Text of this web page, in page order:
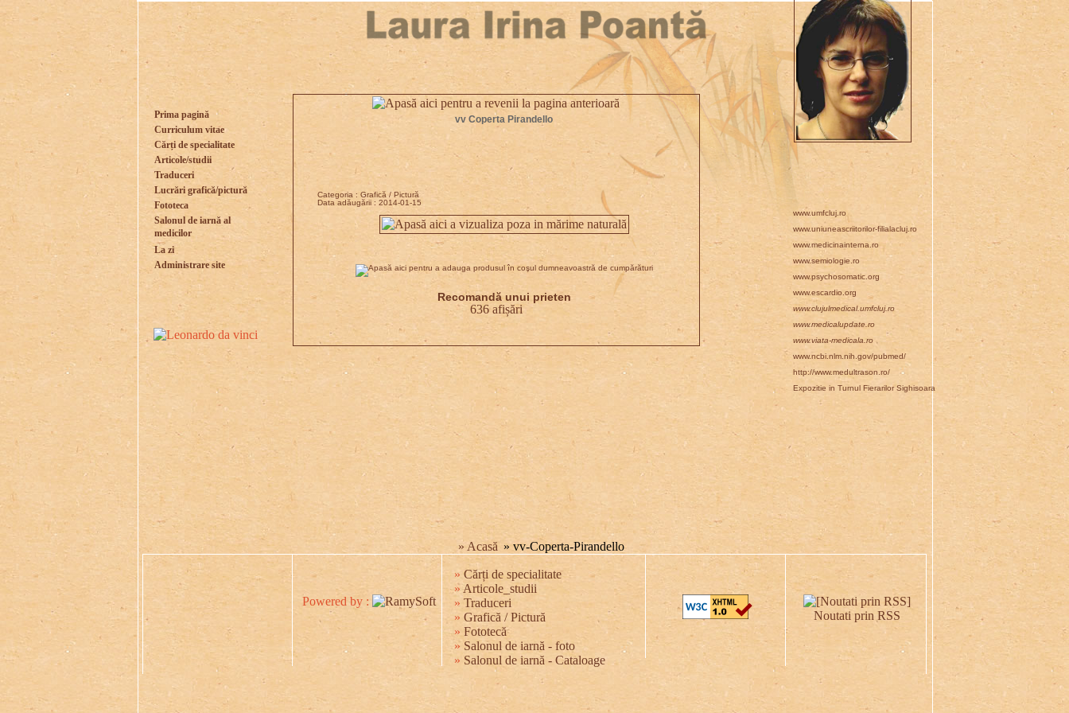
Prima pagină
Curriculum vitae
Cărți de specialitate
Articole/studii
Traduceri
Lucrări grafică/pictură
Fototeca
Salonul de iarnă al
medicilor
La zi
Administrare site
www.umfcluj.ro
www.uniuneascriitorilor-filialacluj.ro
www.medicinainterna.ro
www.semiologie.ro
www.psychosomatic.org
www.escardio.org
www.clujulmedical.umfcluj.ro
www.medicalupdate.ro
www.viata-medicala.ro
www.ncbi.nlm.nih.gov/pubmed/
http://www.medultrason.ro/
Expozitie in Turnul Fierarilor Sighisoara
vv Coperta Pirandello
Categoria : Grafică / Pictură
Data adăugării : 2014-01-15
Recomandă unui prieten
636 afișări
» Acasă » vv-Coperta-Pirandello
Powered by :
» Cărți de specialitate
» Articole_studii
» Traduceri
» Grafică / Pictură
» Fototecă
» Salonul de iarnă - foto
» Salonul de iarnă - Cataloage
Noutati prin RSS